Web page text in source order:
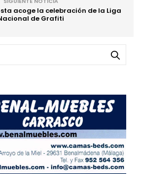
acoge la celebración de la Liga
de Grafiti